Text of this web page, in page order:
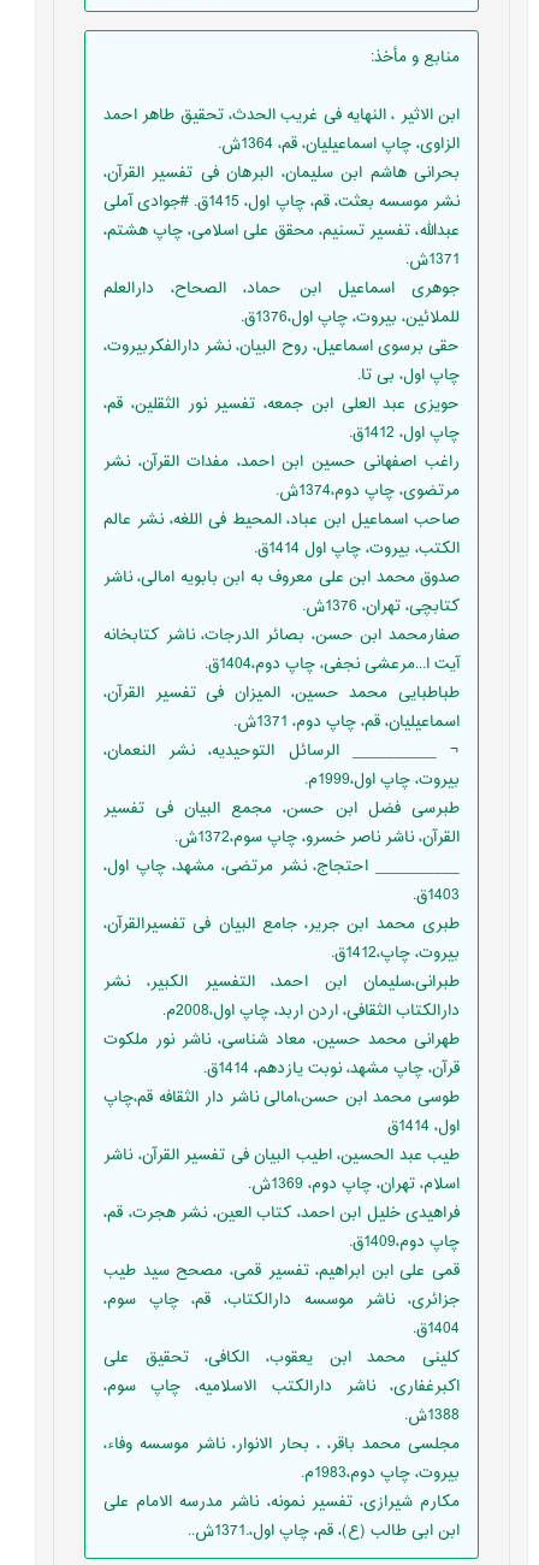
منابع و مأخذ:
ابن الاثیر ، النهایه فی غریب الحدث، تحقیق طاهر احمد
الزاوی، چاپ اسماعیلیان، قم، 1364ش.
بحرانی هاشم ابن سلیمان، البرهان فی تفسیر القرآن،
نشر موسسه بعثت، قم، چاپ اول، 1415ق. #جوادی آملی
عبدالله، تفسیر تسنیم، محقق علی اسلامی، چاپ هشتم،
1371ش.
جوهری اسماعیل ابن حماد، الصحاح، دارالعلم
للملائین، بیروت، چاپ اول،1376ق.
حقی برسوی اسماعیل، روح البیان، نشر دارالفکربیروت،
چاپ اول، بی تا.
حویزی عبد العلی ابن جمعه، تفسیر نور الثقلین، قم،
چاپ اول، 1412ق.
راغب اصفهانی حسین ابن احمد، مفدات القرآن، نشر
مرتضوی، چاپ دوم،1374ش.
صاحب اسماعیل ابن عباد، المحیط فی اللغه، نشر عالم
الکتب، بیروت، چاپ اول 1414ق.
صدوق محمد ابن علی معروف به ابن بابویه امالی، ناشر
کتابچی، تهران، 1376ش.
صفارمحمد ابن حسن، بصائر الدرجات، ناشر کتابخانه
آیت ا...مرعشی نجفی، چاپ دوم،1404ق.
طباطبايى محمد حسين، الميزان فى تفسير القرآن،
اسماعيليان، قم، چاپ دوم، 1371ش.
¬ __________ الرسائل التوحیدیه، نشر النعمان،
بیروت، چاپ اول،1999م.
طبرسی فضل ابن حسن، مجمع البیان فی تفسیر
القرآن، ناشر ناصر خسرو، چاپ سوم،1372ش.
__________ احتجاج، نشر مرتضی، مشهد، چاپ اول،
1403ق.
طبری محمد ابن جریر، جامع البیان فی تفسیرالقرآن،
بیروت، چاپ،1412ق.
طبرانی،سلیمان ابن احمد، التفسیر الکبیر، نشر
دارالکتاب الثقافی، اردن اربد، چاپ اول،2008م.
طهرانی محمد حسین، معاد شناسی، ناشر نور ملکوت
قرآن، چاپ مشهد، نوبت یازدهم، 1414ق.
طوسی محمد ابن حسن،امالی ناشر دار الثقافه قم،چاپ
اول، 1414ق
طیب عبد الحسین، اطیب البیان فی تفسیر القرآن، ناشر
اسلام، تهران، چاپ دوم، 1369ش.
فراهیدی خلیل ابن احمد، کتاب العین، نشر هجرت، قم،
چاپ دوم،1409ق.
قمی علی ابن ابراهیم، تفسیر قمی، مصحح سید طیب
جزائری، ناشر موسسه دارالکتاب، قم، چاپ سوم،
1404ق.
کلینی محمد ابن یعقوب، الکافی، تحقیق علی
اکبرغفاری، ناشر دارالکتب الاسلامیه، چاپ سوم،
1388ش.
مجلسی محمد باقر، ، بحار الانوار، ناشر موسسه وفاء،
بیروت، چاپ دوم،1983م.
مکارم شیرازی، تفسیر نمونه، ناشر مدرسه الامام علی
ابن ابی طالب (ع)، قم، چاپ اول،.1371ش..